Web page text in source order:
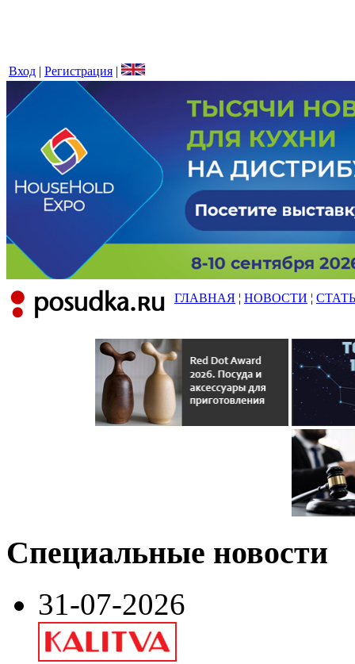
Вход | Регистрация |
ГЛАВНАЯ ¦ НОВОСТИ ¦
Специальные новости
31-07-2026